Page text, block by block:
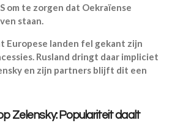
om te zorgen dat Oekraïense
staan.
Europese landen fel gekant zijn
Rusland dringt daar impliciet
en zijn partners blijft dit een
Zelensky: Populariteit daalt